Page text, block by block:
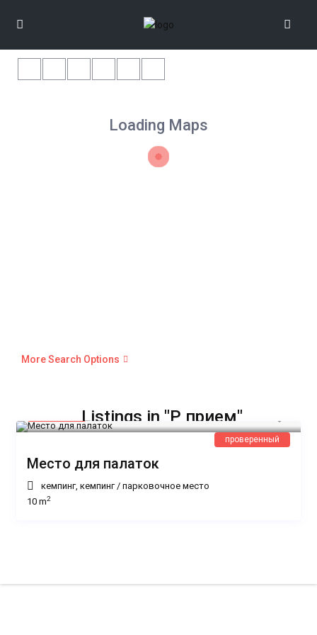
Loading Maps
More Search Options
Listings in "P прием"
проверенный
Место для палаток
кемпинг,кемпинг/парковочное место
10 m2